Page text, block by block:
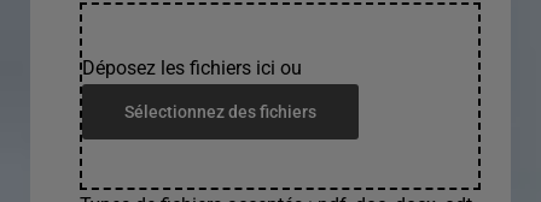
Déposez les fichiers ici ou
Sélectionnez des fichiers